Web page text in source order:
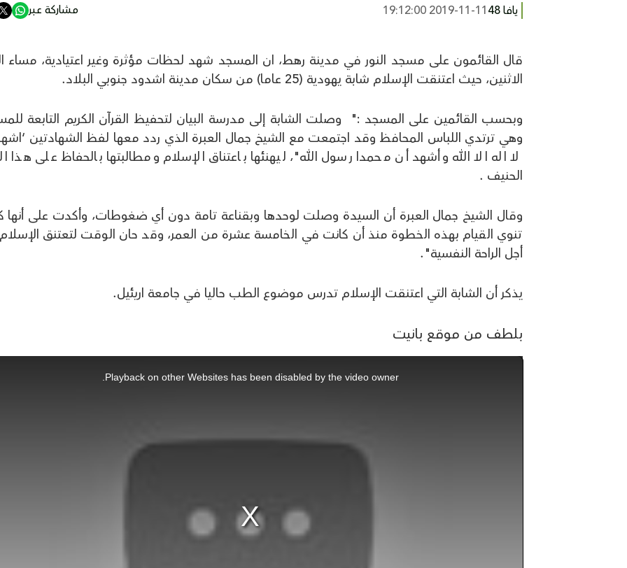
يافا 48 2019-11-11 19:12:00 مشاركة عبر
قال القائمون على مسجد النور في مدينة رهط، ان المسجد شهد لحظات مؤثرة وغير اعتيادية، مساء
الاثنين، حيث اعتنقت الإسلام شابة يهودية (25 عاما) من سكان مدينة اشدود جنوبي البلاد.
وبحسب القائمين على المسجد :" وصلت الشابة إلى مدرسة البيان لتحفيظ القرآن الكريم التابعة
وهي ترتدي اللباس المحافظ وقد اجتمعت مع الشيخ جمال العبرة الذي ردد معها لفظ الشهادتين
لا اله الا الله وأشهد أن محمدا رسول الله"، ليهنئها باعتناق الإسلام ومطالبتها بالحفاظ على هذا
الحنيف .
وقال الشيخ جمال العبرة أن السيدة وصلت لوحدها وبقناعة تامة دون أي ضغوطات، وأكدت على أنها
تنوي القيام بهذه الخطوة منذ أن كانت في الخامسة عشرة من العمر، وقد حان الوقت لتعتنق
أجل الراحة النفسية".
يذكر أن الشابة التي اعتنقت الإسلام تدرس موضوع الطب حاليا في جامعة اريئيل.
بلطف من موقع بانيت
This
Playback on other Websites has been disabled by the video owner.